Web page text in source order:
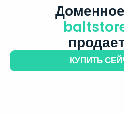
КУПИТЬ